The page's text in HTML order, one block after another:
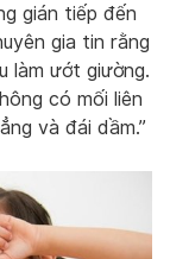
gián tiếp đến
gia tin rằng
làm ướt giường.
có mối liên
và đái dầm.”